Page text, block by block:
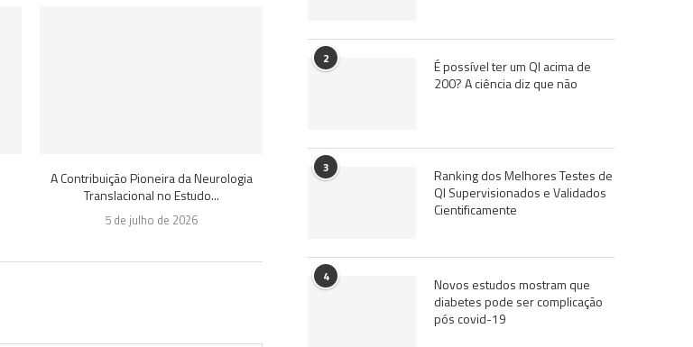
A Contribuição Pioneira da Neurologia
Translacional no Estudo...
5 de julho de 2026
2
É possível ter um QI acima de
200? A ciência diz que não
3
Ranking dos Melhores Testes de
QI Supervisionados e Validados
Cientificamente
4
Novos estudos mostram que
diabetes pode ser complicação
pós covid-19